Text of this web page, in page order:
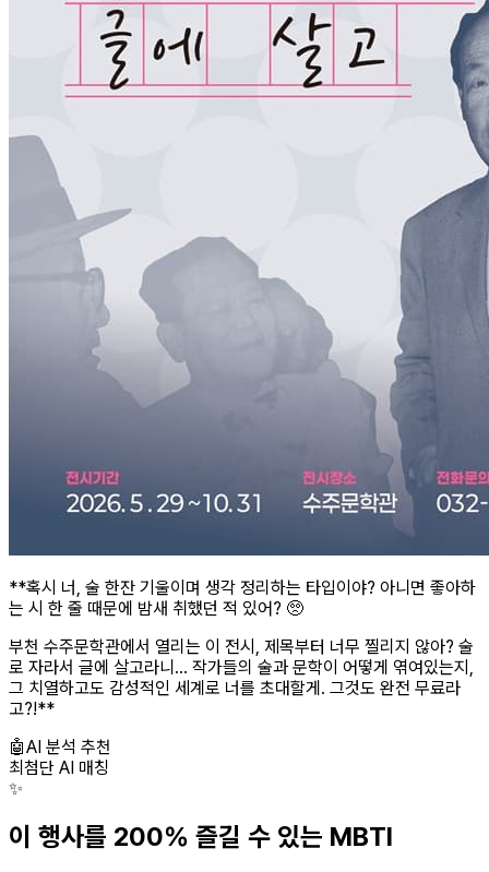
**혹시 너, 술 한잔 기울이며 생각 정리하는 타입이야? 아니면 좋아하
는 시 한 줄 때문에 밤새 취했던 적 있어? 🥺
부천 수주문학관에서 열리는 이 전시, 제목부터 너무 찔리지 않아? 술
로 자라서 글에 살고라니... 작가들의 술과 문학이 어떻게 엮여있는지,
그 치열하고도 감성적인 세계로 너를 초대할게. 그것도 완전 무료라
고?!**
🤖AI 분석 추천
최첨단 AI 매칭
✨
이 행사를 200% 즐길 수 있는 MBTI